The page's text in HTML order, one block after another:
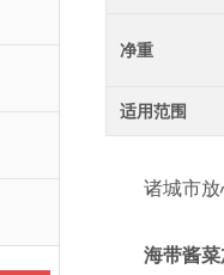
净重
适用范围
诸城市放心
海带酱